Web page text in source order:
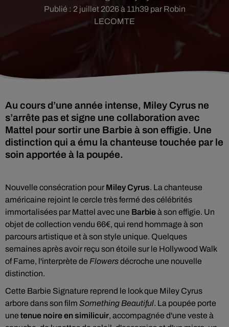
Publié : 2 juillet 2026 à 11h39 par Robin
LECOMTE
Au cours d’une année intense, Miley Cyrus ne
s’arrête pas et signe une collaboration avec
Mattel pour sortir une Barbie à son effigie. Une
distinction qui a ému la chanteuse touchée par le
soin apportée à la poupée.
Nouvelle consécration pour Miley Cyrus. La chanteuse
américaine rejoint le cercle très fermé des célébrités
immortalisées par Mattel avec une Barbieà son effigie. Un
objet de collection vendu 66€, qui rend hommage à son
parcours artistique et à son style unique. Quelques
semaines après avoir reçu son étoile sur le Hollywood Walk
of Fame, l'interprète de Flowersdécroche une nouvelle
distinction.
Cette Barbie Signature reprend le look que Miley Cyrus
arbore dans son film Something Beautiful. La poupée porte
une tenue noire en similicuir, accompagnée d'une veste à